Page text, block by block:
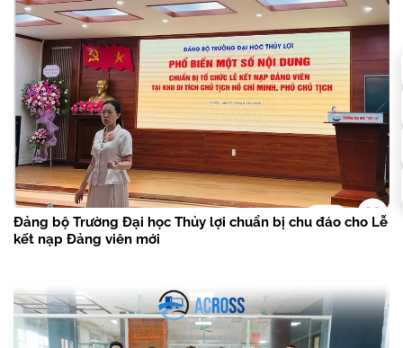
Đảng bộ Trường Đại học Thủy lợi chuẩn bị chu đáo cho Lễ
kết nạp Đảng viên mới